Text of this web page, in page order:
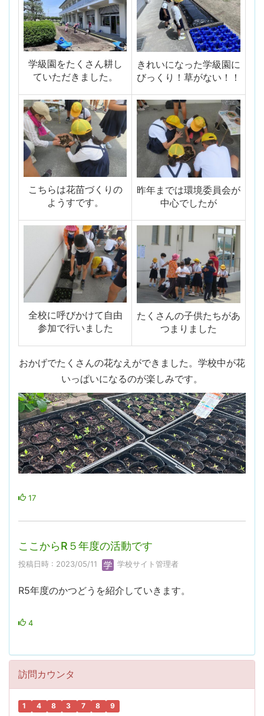
学級園をたくさん耕し
ていただきました。
きれいになった学級園に
びっくり！草がない！！
こちらは花苗づくりの
ようすです。
昨年までは環境委員会が
中心でしたが
全校に呼びかけて自由
参加で行いました
たくさんの子供たちがあ
つまりました
おかげでたくさんの花なえができました。学校中が花
いっぱいになるのが楽しみです。
17
ここからR５年度の活動です
投稿日時 : 2023/05/11 学校サイト管理者
R5年度のかつどうを紹介していきます。
4
訪問カウンタ
1 4 8 3 7 8 9